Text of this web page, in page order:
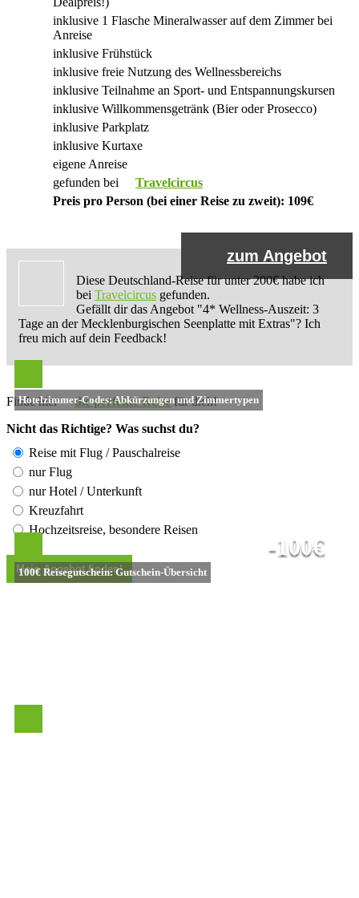
inklusive 1 Flasche Mineralwasser auf dem Zimmer bei
Anreise
inklusive Frühstück
inklusive freie Nutzung des Wellnessbereichs
inklusive Teilnahme an Sport- und Entspannungskursen
inklusive Willkommensgetränk (Bier oder Prosecco)
inklusive Parkplatz
inklusive Kurtaxe
eigene Anreise
gefunden bei
Travelcircus
Preis pro Person (bei einer Reise zu zweit): 109€
zum Angebot
Diese Deutschland-Reise für unter 200€ habe ich
bei Travelcircus gefunden.
Gefällt dir das Angebot "4* Wellness-Auszeit: 3
Tage an der Mecklenburgischen Seenplatte mit Extras"? Ich
freu mich auf dein Feedback!
Finde hier die perfekte Reisefür dich!
Nicht das Richtige? Was suchst du?
Reise mit Flug / Pauschalreise
nur Flug
nur Hotel / Unterkunft
Kreuzfahrt
Hochzeitsreise, besondere Reisen
Hotelzimmer-Codes: Abkürzungen und Zimmertypen
100€ Reisegutschein: Gutschein-Übersicht
-100€